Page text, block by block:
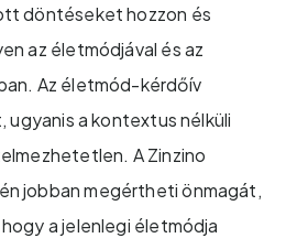
döntéseket hozzon és
az életmódjával és az
Az életmód-kérdőív
a kontextus nélküli
A Zinzino
jobban megértheti önmagát,
a jelenlegi életmódja